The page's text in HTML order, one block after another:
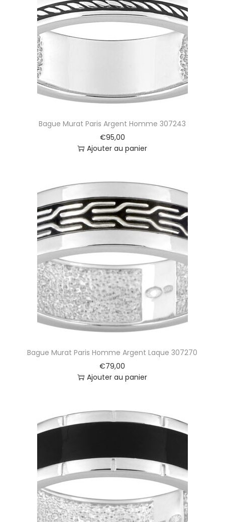
Bague Murat Paris Argent Homme 307243
€95,00
Ajouter au panier
Bague Murat Paris Homme Argent Laque 307270
€79,00
Ajouter au panier